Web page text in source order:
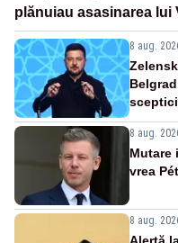
plănuiau asasinarea lui
8 aug.
8 aug.
Mutare
vrea
8 aug.
Alertă